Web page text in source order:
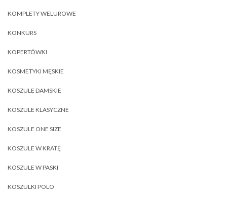
KOMPLETY WELUROWE
KONKURS
KOPERTÓWKI
KOSMETYKI MĘSKIE
KOSZULE DAMSKIE
KOSZULE KLASYCZNE
KOSZULE ONE SIZE
KOSZULE W KRATĘ
KOSZULE W PASKI
KOSZULKI POLO